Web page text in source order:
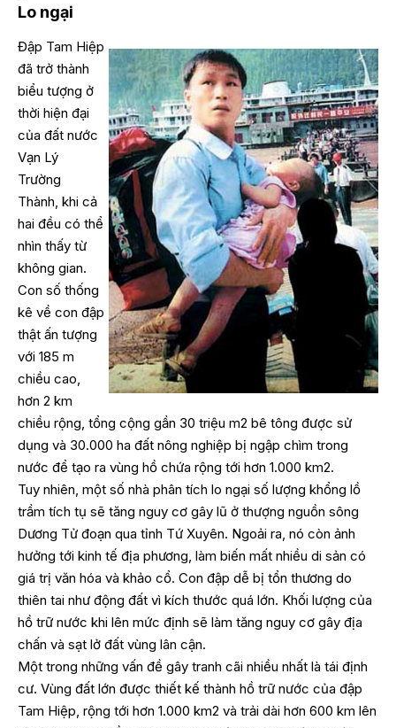
Lo ngại
Đập Tam Hiệp
đã trở thành
biểu tượng ở
thời hiện đại
của đất nước
Vạn Lý
Trường
Thành, khi cả
hai đều có thể
nhìn thấy từ
không gian.
Con số thống
kê về con đập
thật ấn tượng
với 185 m
chiều cao,
hơn 2 km
chiều rộng, tổng cộng gần 30 triệu m2 bê tông được sử
dụng và 30.000 ha đất nông nghiệp bị ngập chìm trong
nước để tạo ra vùng hồ chứa rộng tới hơn 1.000 km2.
Tuy nhiên, một số nhà phân tích lo ngại số lượng khổng lồ
trầm tích tụ sẽ tăng nguy cơ gây lũ ở thượng nguồn sông
Dương Tử đoạn qua tỉnh Tứ Xuyên. Ngoải ra, nó còn ảnh
hưởng tới kinh tế địa phương, làm biến mất nhiều di sản có
giá trị văn hóa và khảo cổ. Con đập dễ bị tổn thương do
thiên tai như động đất vì kích thước quá lớn. Khối lượng của
hồ trữ nước khi lên mức định sẽ làm tăng nguy cơ gây địa
chấn và sạt lở đất vùng lân cận.
Một trong những vấn đề gây tranh cãi nhiều nhất là tái định
cư. Vùng đất lớn được thiết kế thành hồ trữ nước của đập
Tam Hiệp, rộng tới hơn 1.000 km2 và trải dài hơn 600 km lên